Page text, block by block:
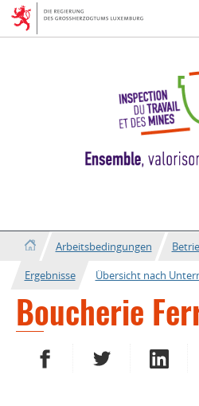
Zur
Navigation
Zum
Inhalt
Arbeitsbedingungen
Ergebnisse
Übersicht nach
Boucherie
AUF FACEBOOK TEILEN
AUF TWITTER
AUF